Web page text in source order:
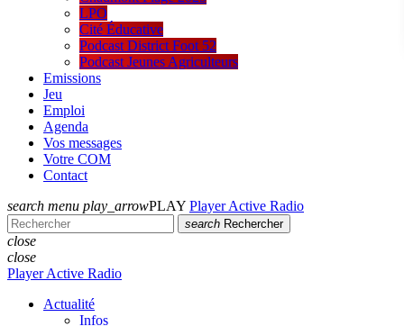
LPO
Cité Éducative
Podcast District Foot 52
Podcast Jeunes Agriculteurs
Emissions
Jeu
Emploi
Agenda
Vos messages
Votre COM
Contact
search menu play_arrowPLAY Player Active Radio
search Rechercher
close
close
Player Active Radio
Actualité
Infos